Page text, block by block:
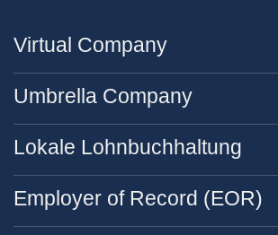
Virtual Company
Umbrella Company
Lokale Lohnbuchhaltung
Employer of Record (EOR)